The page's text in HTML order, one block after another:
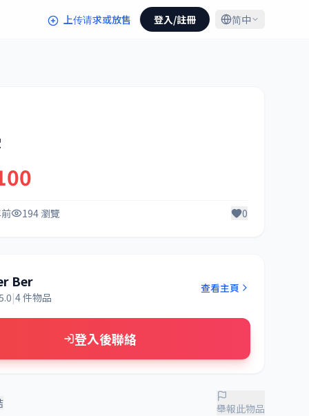
上传请求或放售 登入/註冊 简中
194 瀏覽 0
Ber
|4 件物品
查看主頁
登入後聯絡
舉報此物品